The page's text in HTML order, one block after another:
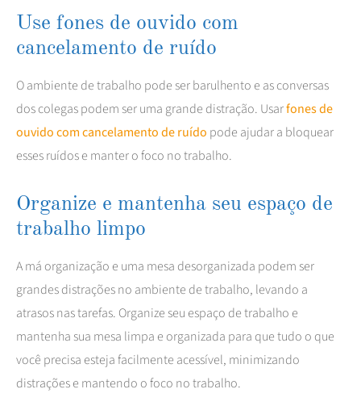
Use fones de ouvido com
cancelamento de ruído
O ambiente de trabalho pode ser barulhento e as conversas
dos colegas podem ser uma grande distração. Usarfones de
ouvido com cancelamento de ruído pode ajudar a bloquear
esses ruídos e manter o foco no trabalho.
Organize e mantenha seu espaço de
trabalho limpo
A má organização e uma mesa desorganizada podem ser
grandes distrações no ambiente de trabalho, levando a
atrasos nas tarefas. Organize seu espaço de trabalho e
mantenha sua mesa limpa e organizada para que tudo o que
você precisa esteja facilmente acessível, minimizando
distrações e mantendo o foco no trabalho.